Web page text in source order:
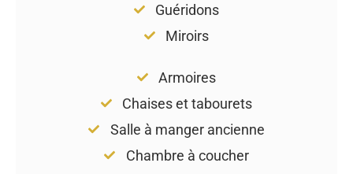
Guéridons
Miroirs
Armoires
Chaises et tabourets
Salle à manger ancienne
Chambre à coucher